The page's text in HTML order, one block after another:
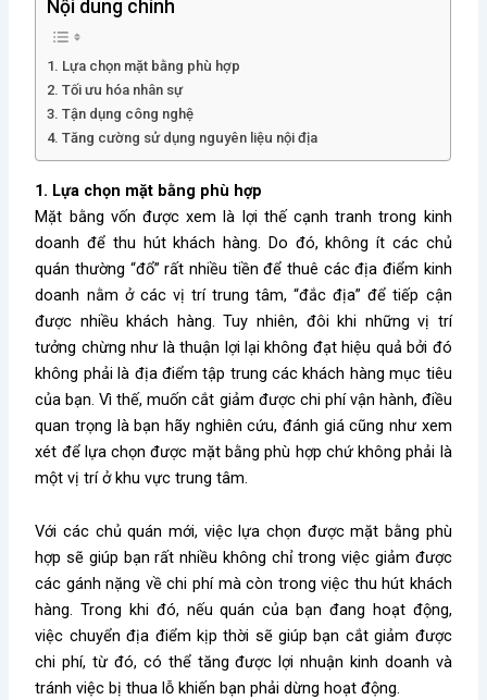
Nội dung chính
1. Lựa chọn mặt bằng phù hợp
2. Tối ưu hóa nhân sự
3. Tận dụng công nghệ
4. Tăng cường sử dụng nguyên liệu nội địa
1. Lựa chọn mặt bằng phù hợp
Mặt bằng vốn được xem là lợi thế cạnh tranh trong kinh
doanh để thu hút khách hàng. Do đó, không ít các chủ
quán thường “đổ” rất nhiều tiền để thuê các địa điểm kinh
doanh nằm ở các vị trí trung tâm, “đắc địa” để tiếp cận
được nhiều khách hàng. Tuy nhiên, đôi khi những vị trí
tưởng chừng như là thuận lợi lại không đạt hiệu quả bởi đó
không phải là địa điểm tập trung các khách hàng mục tiêu
của bạn. Vì thế, muốn cắt giảm được chi phí vận hành, điều
quan trọng là bạn hãy nghiên cứu, đánh giá cũng như xem
xét để lựa chọn được mặt bằng phù hợp chứ không phải là
một vị trí ở khu vực trung tâm.
Với các chủ quán mới, việc lựa chọn được mặt bằng phù
hợp sẽ giúp bạn rất nhiều không chỉ trong việc giảm được
các gánh nặng về chi phí mà còn trong việc thu hút khách
hàng. Trong khi đó, nếu quán của bạn đang hoạt động,
việc chuyển địa điểm kịp thời sẽ giúp bạn cắt giảm được
chi phí, từ đó, có thể tăng được lợi nhuận kinh doanh và
tránh việc bị thua lỗ khiến bạn phải dừng hoạt động.